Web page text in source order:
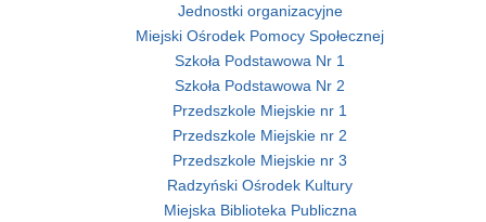
Jednostki organizacyjne
Miejski Ośrodek Pomocy Społecznej
Szkoła Podstawowa Nr 1
Szkoła Podstawowa Nr 2
Przedszkole Miejskie nr 1
Przedszkole Miejskie nr 2
Przedszkole Miejskie nr 3
Radzyński Ośrodek Kultury
Miejska Biblioteka Publiczna